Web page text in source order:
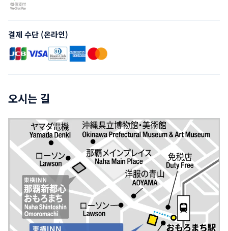
결제 수단 (온라인)
오시는 길